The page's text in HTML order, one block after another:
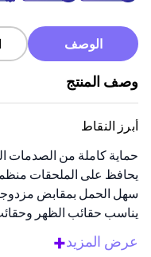
الوصف
وصف المنتج
أبرز النقاط
حماية كاملة من الصدمات
يحافظ على الملحقات
سهل الحمل بمقابض
يناسب حقائب الظهر
لون رمادي أنيق يناسب
عرض المزيد+